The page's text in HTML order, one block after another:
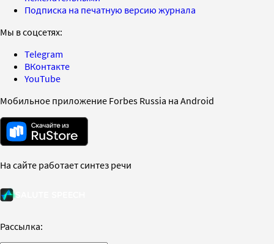
Подписка на печатную версию журнала
Мы в соцсетях:
Telegram
ВКонтакте
YouTube
Мобильное приложение Forbes Russia на Android
На сайте работает синтез речи
Рассылка: